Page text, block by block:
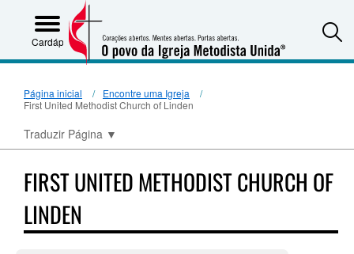
Cardápio
Página inicial
Encontre uma Igreja
First United Methodist Church of Linden
Traduzir Página ▼
FIRST UNITED METHODIST CHURCH OF
LINDEN